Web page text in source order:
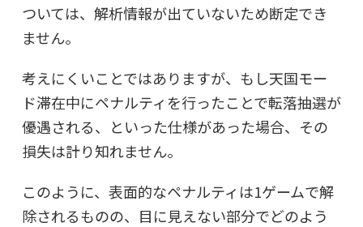
ついては、 解析情報が出ていないため断定でき
ません。
考えにくいことではありますが、もし天国モー
ド滞在中にペナルティを行ったことで転落抽選が
優遇される、といった仕様があった場合、その
損失は計り知れません。
このように、表面的なペナルティは1ゲームで解
除されるものの、目に見えない部分でどのよう